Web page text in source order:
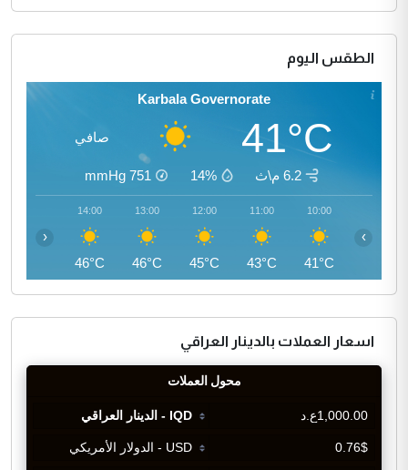
الطقس اليوم
Karbala Governorate
41°C صافي
6.2 م\ث 14%
751
mmHg
10:00
41°C
11:00
43°C
12:00
45°C
13:00
46°C
14:00
46°C
‹ ›
اسعار العملات بالدينار العراقي